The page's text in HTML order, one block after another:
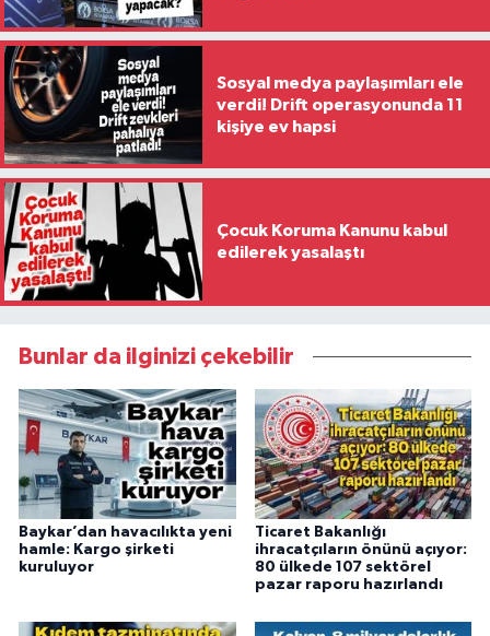
Sosyal medya paylaşımları ele
verdi! Drift operasyonunda 11
kişiye ev hapsi
Çocuk Koruma Kanunu kabul
edilerek yasalaştı
Bunlar da ilginizi çekebilir
Baykar’dan havacılıkta yeni
hamle: Kargo şirketi
kuruluyor
Ticaret Bakanlığı
ihracatçıların önünü açıyor:
80 ülkede 107 sektörel
pazar raporu hazırlandı